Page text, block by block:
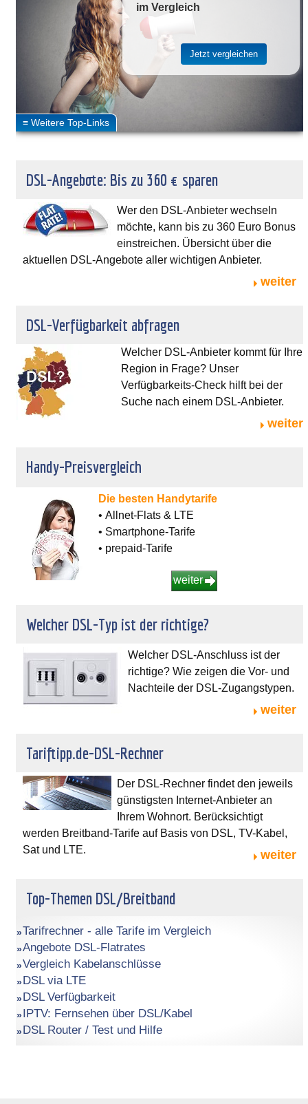
im Vergleich
DSL-Angebote: Bis zu 360 € sparen
Wer den DSL-Anbieter wechseln
möchte, kann bis zu 360 Euro Bonus
einstreichen. Übersicht über die
aktuellen DSL-Angebote aller wichtigen Anbieter.
weiter
DSL-Verfügbarkeit abfragen
Welcher DSL-Anbieter kommt für Ihre
Region in Frage? Unser
Verfügbarkeits-Check hilft bei der
Suche nach einem DSL-Anbieter.
weiter
Handy-Preisvergleich
Die besten Handytarife
• Allnet-Flats & LTE
• Smartphone-Tarife
• prepaid-Tarife
weiter
Welcher DSL-Typ ist der richtige?
Welcher DSL-Anschluss ist der
richtige? Wie zeigen die Vor- und
Nachteile der DSL-Zugangstypen.
weiter
Tariftipp.de-DSL-Rechner
Der DSL-Rechner findet den jeweils
günstigsten Internet-Anbieter an
Ihrem Wohnort. Berücksichtigt
werden Breitband-Tarife auf Basis von DSL, TV-Kabel,
Sat und LTE.
weiter
Top-Themen DSL/Breitband
Tarifrechner - alle Tarife im Vergleich
Angebote DSL-Flatrates
Vergleich Kabelanschlüsse
DSL via LTE
DSL Verfügbarkeit
IPTV: Fernsehen über DSL/Kabel
DSL Router / Test und Hilfe